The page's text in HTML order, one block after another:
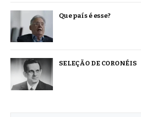
Que país é esse?
SELEÇÃO DE CORONÉIS